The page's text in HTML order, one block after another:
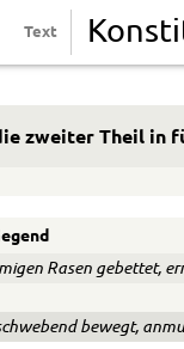
Text
zweiter Theil in
Rasen gebettet,
bewegt,